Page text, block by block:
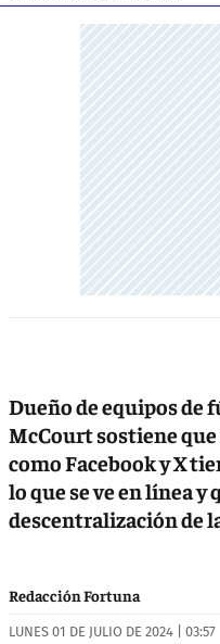
Dueño de equipos de
McCourt sostiene
como Facebook y X
lo que se ve en línea y
descentralización de
Redacción Fortuna
LUNES 01 DE JULIO DE 2024 | 03:57